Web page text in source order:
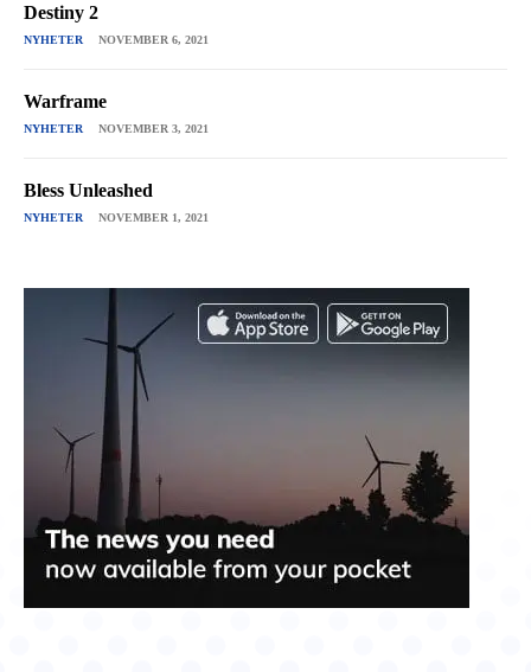
Destiny 2
NYHETER NOVEMBER 6, 2021
Warframe
NYHETER NOVEMBER 3, 2021
Bless Unleashed
NYHETER NOVEMBER 1, 2021